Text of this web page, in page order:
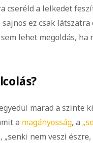
cseréld a lelkedet
sajnos ez csak látszatra
lehet megoldás, ha
marad a szinte
a magányosság, a
, „senki nem veszi